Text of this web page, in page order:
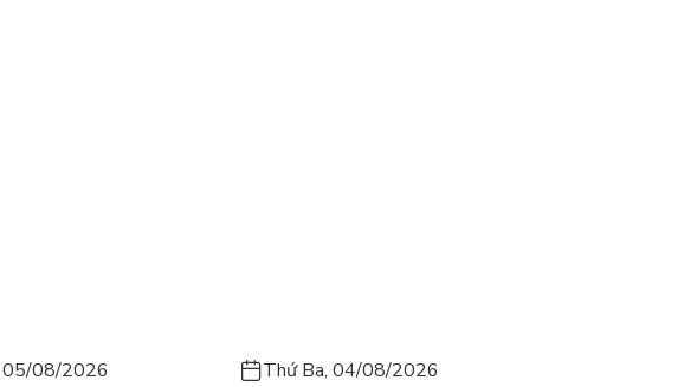
05/08/2026 Thứ Ba, 04/08/2026